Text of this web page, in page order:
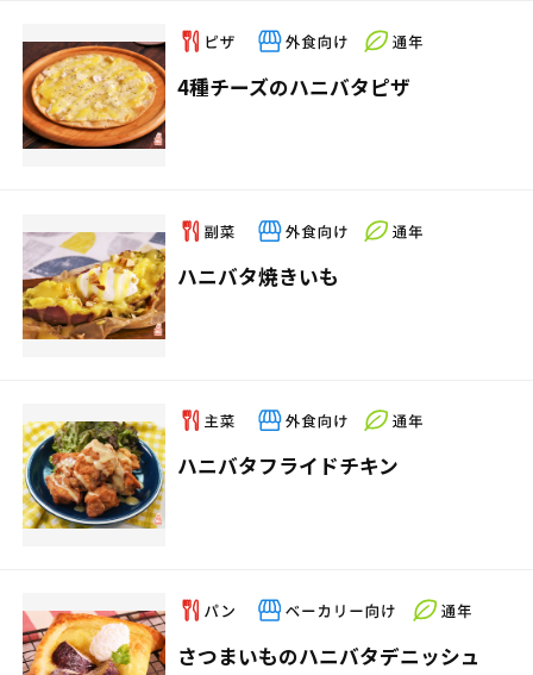
4種チーズのハニバタピザ
ハニバタ焼きいも
ハニバタフライドチキン
さつまいものハニバタデニッシュ